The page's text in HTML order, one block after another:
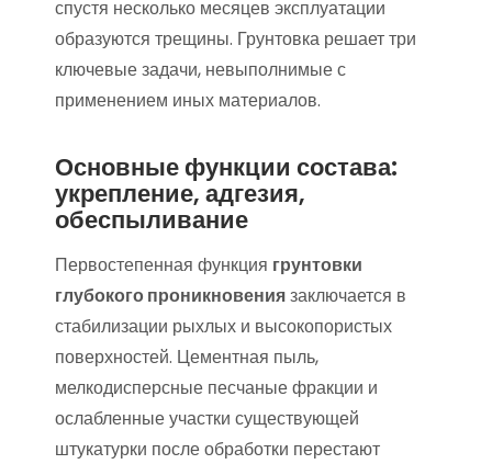
спустя несколько месяцев эксплуатации
образуются трещины. Грунтовка решает три
ключевые задачи, невыполнимые с
применением иных материалов.
Основные функции состава:
укрепление, адгезия,
обеспыливание
Первостепенная функция грунтовки
глубокого проникновениязаключается в
стабилизации рыхлых и высокопористых
поверхностей. Цементная пыль,
мелкодисперсные песчаные фракции и
ослабленные участки существующей
штукатурки после обработки перестают